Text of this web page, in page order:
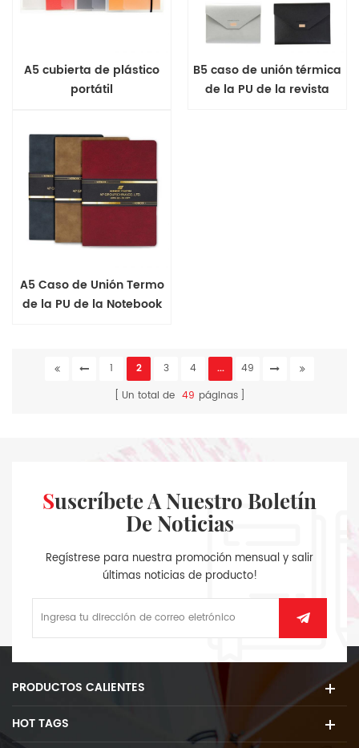
A5 cubierta de plástico
portátil
B5 caso de unión térmica
de la PU de la revista
A5 Caso de Unión Termo
de la PU de la Notebook
1 2 3 4 ...
49
Un total de 49 páginas
Suscríbete A Nuestro Boletín
De Noticias
Regístrese para nuestra promoción mensual y salir
últimas noticias de producto!
PRODUCTOS CALIENTES
HOT TAGS